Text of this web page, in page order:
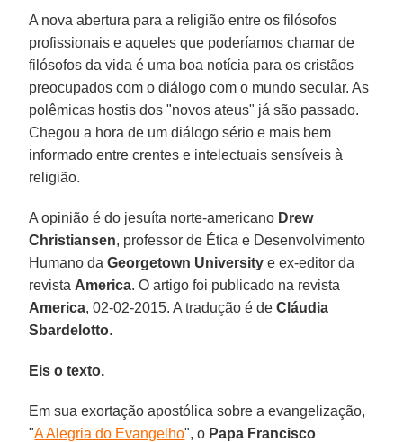
A nova abertura para a religião entre os filósofos
profissionais e aqueles que poderíamos chamar de
filósofos da vida é uma boa notícia para os cristãos
preocupados com o diálogo com o mundo secular. As
polêmicas hostis dos "novos ateus" já são passado.
Chegou a hora de um diálogo sério e mais bem
informado entre crentes e intelectuais sensíveis à
religião.
A opinião é do jesuíta norte-americano Drew
Christiansen, professor de Ética e Desenvolvimento
Humano daGeorgetown University e ex-editor da
revista America. O artigo foi publicado na revista
America, 02-02-2015. A tradução é deCláudia
Sbardelotto.
Eis o texto.
Em sua exortação apostólica sobre a evangelização,
"A Alegria do Evangelho", o Papa Francisco